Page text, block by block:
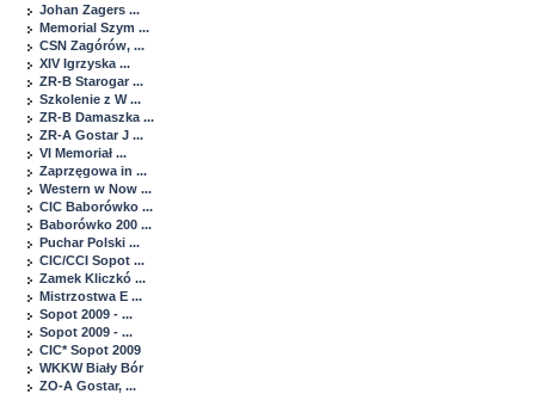
Johan Zagers ...
Memorial Szym ...
CSN Zagórów, ...
XIV Igrzyska ...
ZR-B Starogar ...
Szkolenie z W ...
ZR-B Damaszka ...
ZR-A Gostar J ...
VI Memoriał ...
Zaprzęgowa in ...
Western w Now ...
CIC Baborówko ...
Baborówko 200 ...
Puchar Polski ...
CIC/CCI Sopot ...
Zamek Kliczkó ...
Mistrzostwa E ...
Sopot 2009 - ...
Sopot 2009 - ...
CIC* Sopot 2009
WKKW Biały Bór
ZO-A Gostar, ...